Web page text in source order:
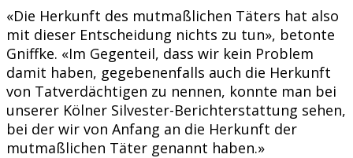
«Die Herkunft des mutmaßlichen Täters hat also
mit dieser Entscheidung nichts zu tun», betonte
Gniffke. «Im Gegenteil, dass wir kein Problem
damit haben, gegebenenfalls auch die Herkunft
von Tatverdächtigen zu nennen, konnte man bei
unserer Kölner Silvester-Berichterstattung sehen,
bei der wir von Anfang an die Herkunft der
mutmaßlichen Täter genannt haben.»